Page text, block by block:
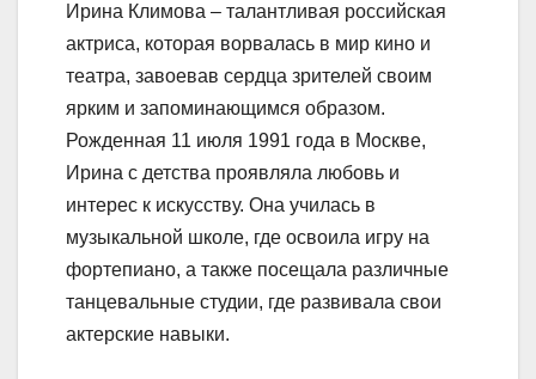
Ирина Климова – талантливая российская
актриса, которая ворвалась в мир кино и
театра, завоевав сердца зрителей своим
ярким и запоминающимся образом.
Рожденная 11 июля 1991 года в Москве,
Ирина с детства проявляла любовь и
интерес к искусству. Она училась в
музыкальной школе, где освоила игру на
фортепиано, а также посещала различные
танцевальные студии, где развивала свои
актерские навыки.